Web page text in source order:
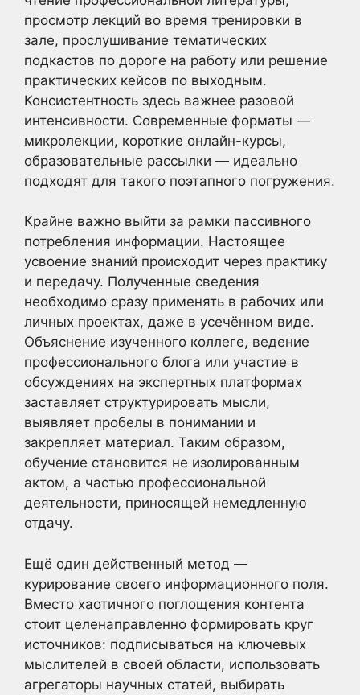
просмотр лекций во время тренировки в
зале, прослушивание тематических
подкастов по дороге на работу или решение
практических кейсов по выходным.
Консистентность здесь важнее разовой
интенсивности. Современные форматы —
микролекции, короткие онлайн-курсы,
образовательные рассылки — идеально
подходят для такого поэтапного погружения.
Крайне важно выйти за рамки пассивного
потребления информации. Настоящее
усвоение знаний происходит через практику
и передачу. Полученные сведения
необходимо сразу применять в рабочих или
личных проектах, даже в усечённом виде.
Объяснение изученного коллеге, ведение
профессионального блога или участие в
обсуждениях на экспертных платформах
заставляет структурировать мысли,
выявляет пробелы в понимании и
закрепляет материал. Таким образом,
обучение становится не изолированным
актом, а частью профессиональной
деятельности, приносящей немедленную
отдачу.
Ещё один действенный метод —
курирование своего информационного поля.
Вместо хаотичного поглощения контента
стоит целенаправленно формировать круг
источников: подписываться на ключевых
мыслителей в своей области, использовать
агрегаторы научных статей, выбирать